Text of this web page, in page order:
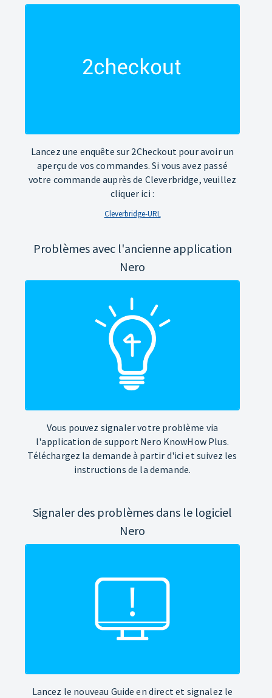
Lancez une enquête sur 2Checkout pour avoir un
aperçu de vos commandes. Si vous avez passé
votre commande auprès de Cleverbridge, veuillez
cliquer ici :
Cleverbridge-URL
Problèmes avec l'ancienne application
Nero
Vous pouvez signaler votre problème via
l'application de support Nero KnowHow Plus.
Téléchargez la demande à partir d'ici et suivez les
instructions de la demande.
Signaler des problèmes dans le logiciel
Nero
Lancez le nouveau Guide en direct et signalez le